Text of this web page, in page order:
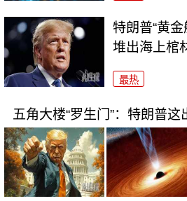
特朗普“黄
堆出海上棺
最热
五角大楼“罗生门”：特朗普